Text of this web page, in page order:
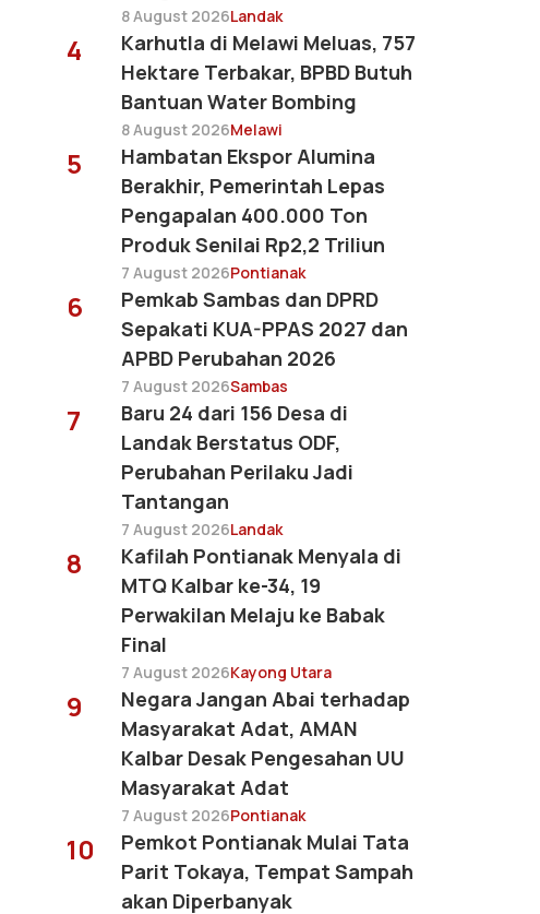
8 August 2026Landak
4
Karhutla di Melawi Meluas, 757
Hektare Terbakar, BPBD Butuh
Bantuan Water Bombing
8 August 2026Melawi
5
Hambatan Ekspor Alumina
Berakhir, Pemerintah Lepas
Pengapalan 400.000 Ton
Produk Senilai Rp2,2 Triliun
7 August 2026Pontianak
6
Pemkab Sambas dan DPRD
Sepakati KUA-PPAS 2027 dan
APBD Perubahan 2026
7 August 2026Sambas
7
Baru 24 dari 156 Desa di
Landak Berstatus ODF,
Perubahan Perilaku Jadi
Tantangan
7 August 2026Landak
8
Kafilah Pontianak Menyala di
MTQ Kalbar ke-34, 19
Perwakilan Melaju ke Babak
Final
7 August 2026Kayong Utara
9
Negara Jangan Abai terhadap
Masyarakat Adat, AMAN
Kalbar Desak Pengesahan UU
Masyarakat Adat
7 August 2026Pontianak
10
Pemkot Pontianak Mulai Tata
Parit Tokaya, Tempat Sampah
akan Diperbanyak